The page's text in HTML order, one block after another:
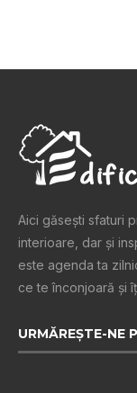
Aici găsești sfaturi
interioare, dar și
este agenda ta
ce te înconjoară şi
URMĂREȘTE-NE